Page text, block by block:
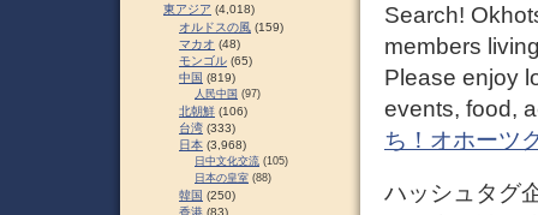
Search!
members
Please enjoy
events, food,
ち！オホーツ
ハッシュタグ
東アジア (4,018)
オルドスの風 (159)
マカオ (48)
モンゴル (65)
中国 (819)
人民中国 (97)
北朝鮮 (106)
台湾 (333)
日本 (3,968)
日中文化交流 (105)
日本の皇室 (88)
韓国 (250)
香港 (83)